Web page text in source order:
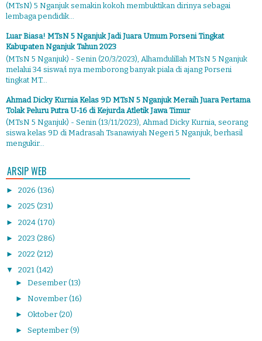
(MTsN) 5 Nganjuk semakin kokoh membuktikan dirinya sebagai
lembaga pendidik...
Luar Biasa! MTsN 5 Nganjuk Jadi Juara Umum Porseni Tingkat
Kabupaten Nganjuk Tahun 2023
(MTsN 5 Nganjuk) - Senin (20/3/2023), Alhamdulillah MTsN 5 Nganjuk
melalui 34 siswa/i nya memborong banyak piala di ajang Porseni
tingkat MT...
Ahmad Dicky Kurnia Kelas 9D MTsN 5 Nganjuk Meraih Juara Pertama
Tolak Peluru Putra U-16 di Kejurda Atletik Jawa Timur
(MTsN 5 Nganjuk) - Senin (13/11/2023), Ahmad Dicky Kurnia, seorang
siswa kelas 9D di Madrasah Tsanawiyah Negeri 5 Nganjuk, berhasil
mengukir...
ARSIP WEB
► 2026 (136)
► 2025 (231)
► 2024 (170)
► 2023 (286)
► 2022 (212)
▼ 2021 (142)
► Desember (13)
► November (16)
► Oktober (20)
► September (9)